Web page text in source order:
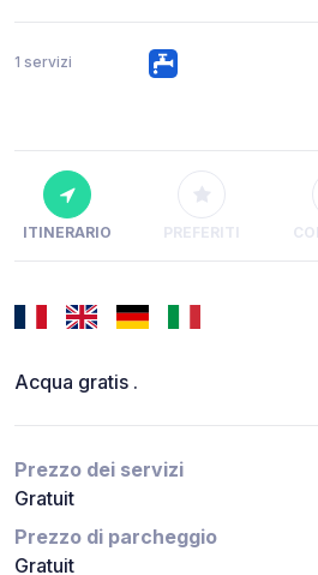
1 servizi
ITINERARIO PREFERITI
Acqua gratis .
Prezzo dei servizi
Gratuit
Prezzo di parcheggio
Gratuit